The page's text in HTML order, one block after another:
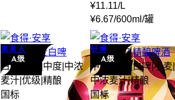
¥11.11/L
¥6.67/600ml /罐
黑美人
A级
黑美人 全麦白啤
白啤
中度 中浓
麦汁 优级 精酿
国标
轩博
A级
轩博 1797 精酿啤酒
中度
|白啤|小麦|
中浓麦汁|精酿
国标